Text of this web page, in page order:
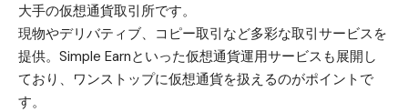
大手の仮想通貨取引所です。
現物やデリバティブ、コピー取引など多彩な取引サービスを
提供。Simple Earnといった仮想通貨運用サービスも展開し
ており、ワンストップに仮想通貨を扱えるのがポイントで
す。